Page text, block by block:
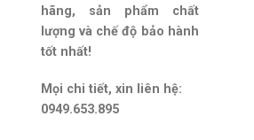
hãng, sản phẩm chất
lượng và chế độ bảo hành
tốt nhất!
Mọi chi tiết, xin liên hệ:
0949.653.895